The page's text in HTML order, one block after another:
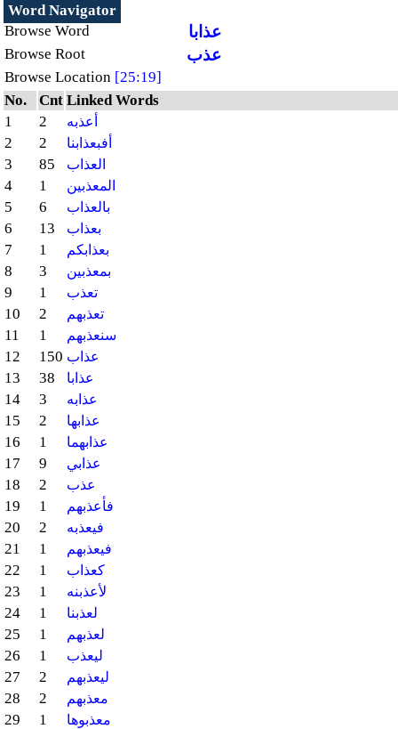
Word Navigator
Browse Word
عذابا
Browse Root عذب
Browse Location [25:19]
No.
Cnt Linked Words
1
2 أعذبه
2 2 أفبعذابنا
3 85 العذاب
4 1 المعذبين
5 6 بالعذاب
6 13 بعذاب
7 1 بعذابكم
8 3 بمعذبين
9 1 تعذب
10 2 تعذبهم
11 1 سنعذبهم
12 150 عذاب
13 38 عذابا
14 3 عذابه
15 2 عذابها
16 1 عذابهما
17 9 عذابي
18 2 عذب
19 1 فأعذبهم
20 2 فيعذبه
21 1 فيعذبهم
22 1 كعذاب
23 1 لأعذبنه
24 1 لعذبنا
25 1 لعذبهم
26 1 ليعذب
27 2 ليعذبهم
28 2 معذبهم
29 1 معذبوها